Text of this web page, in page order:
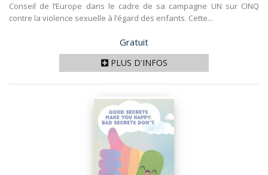
Conseil de l’Europe dans le cadre de sa campagne UN sur CINQ
contre la violence sexuelle à l’égard des enfants. Cette...
Prix
Gratuit
PLUS D'INFOS